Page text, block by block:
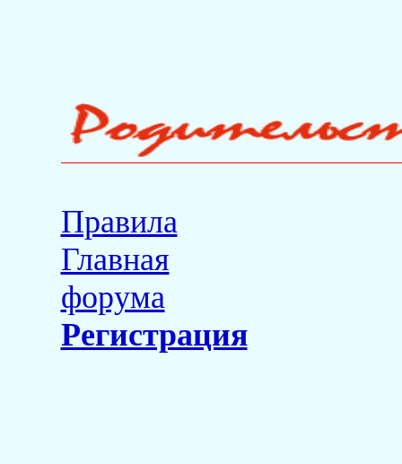
Правила
Главная
форума
Регистрация